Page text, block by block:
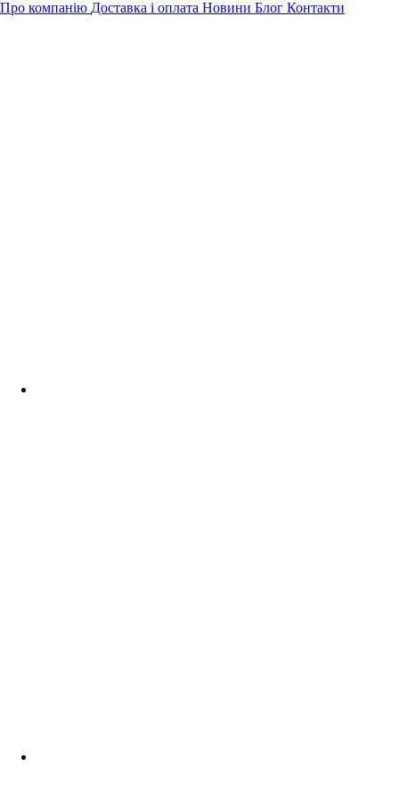
Про компанію Доставка і оплата Новини Блог Контакти